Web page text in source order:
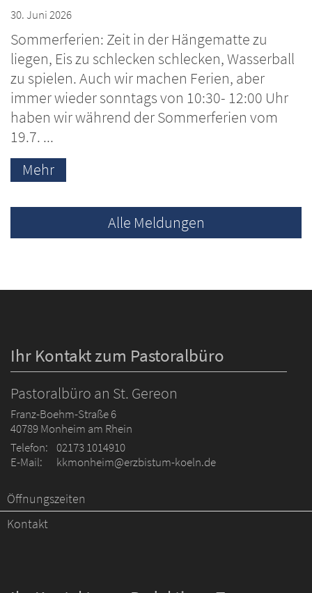
30. Juni 2026
Sommerferien: Zeit in der Hängematte zu
liegen, Eis zu schlecken schlecken, Wasserball
zu spielen. Auch wir machen Ferien, aber
immer wieder sonntags von 10:30- 12:00 Uhr
haben wir während der Sommerferien vom
19.7. ...
Mehr
Alle Meldungen
Ihr Kontakt zum Pastoralbüro
Pastoralbüro an St. Gereon
Franz-Boehm-Straße 6
40789Monheim am Rhein
Telefon: 02173 1014910
E-Mail:
kkmonheim@erzbistum-koeln.de
Öffnungszeiten
Kontakt